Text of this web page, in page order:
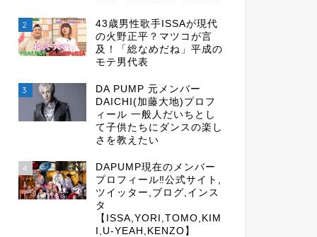
2
43歳男性歌手ISSAが現代
の火野正平？マツコが言
及！「総なめだね」平成の
モテ男代表
3
DA PUMP 元メンバー
DAICHI(加藤大地)プロフ
ィール 一般人だいちとし
て子供たちにダンスの楽し
さを教えたい
4
DAPUMP現在のメンバー
プロフィール‼公式サイト,
ツイッター,ブログ,インス
タ
【ISSA,YORI,TOMO,KIM
I,U-YEAH,KENZO】